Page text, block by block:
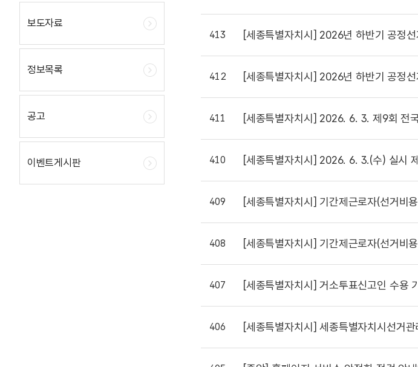
보도자료
정보목록
공고
이벤트게시판
413 [세종특별자치시] 2026년 하반기 공정
412 [세종특별자치시] 2026년 하반기 공정
411 [세종특별자치시] 2026. 6. 3. 제9회 전국동
410 [세종특별자치시] 2026. 6. 3.(수) 실시 제9
409 [세종특별자치시] 기간제근로자(선거비
408 [세종특별자치시] 기간제근로자(선거비
407 [세종특별자치시] 거소투표신고인 수용
406 [세종특별자치시] 세종특별자치시선거관리